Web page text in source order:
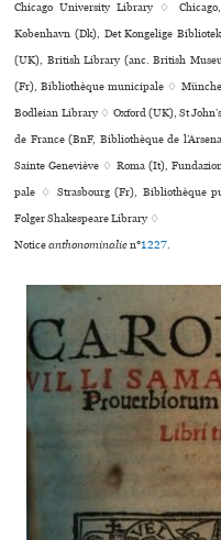
Chicago University Library ♢
København (Dk), Det Kongelige
(UK), British Library (anc. British
(Fr), Bibliothèque muni­ci­pale ♢
Bodleian Library ♢ Oxford (UK), St
de France (BnF, Bibliothèque de
Sainte Geneviève ♢ Roma (It),
pale ♢ Strasbourg (Fr), Bibliothèque
Folger Shakespeare Library ♢
Noticeanthonominalien°1227.